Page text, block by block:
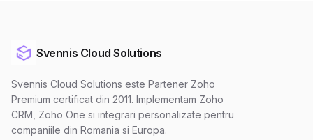
Svennis Cloud Solutions
Svennis Cloud Solutions este Partener Zoho
Premium certificat din 2011. Implementam Zoho
CRM, Zoho One si integrari personalizate pentru
companiile din Romania si Europa.